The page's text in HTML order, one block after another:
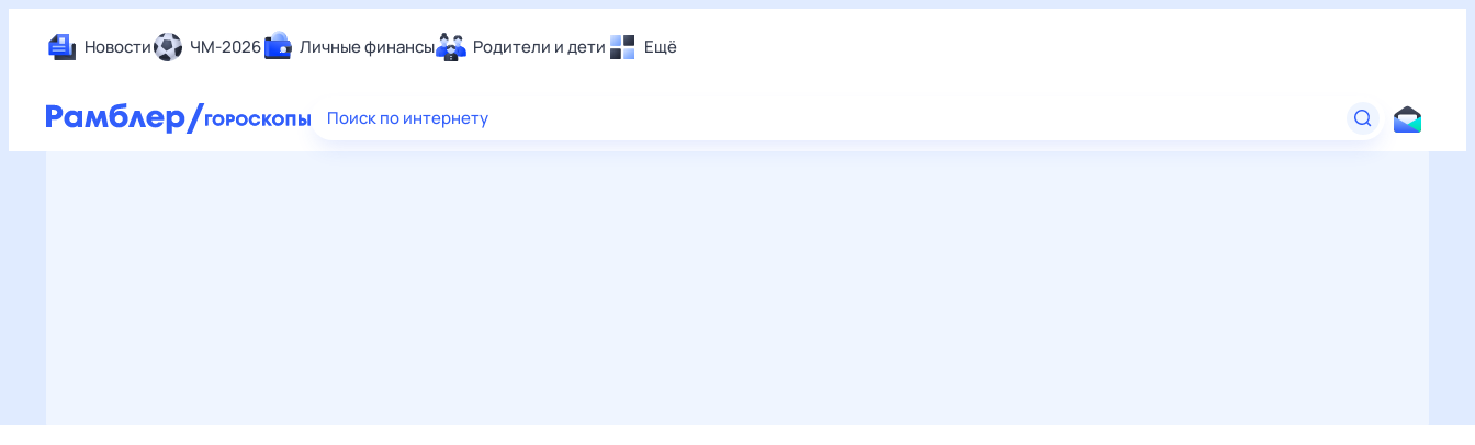
Новости ЧМ-2026 Личные финансы Родители и дети Ещё
Еда
Поиск по интернету